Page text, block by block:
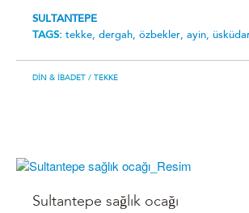
SULTANTEPE
TAGS: tekke, dergah, özbekler, ayin,
DIN & İBADET / TEKKE
Sultantepe sağlık ocağı